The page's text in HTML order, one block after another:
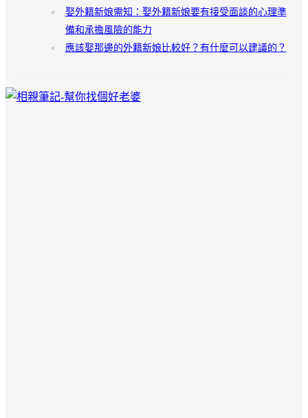
娶外籍新娘需知：娶外籍新娘要有接受面談的心理準
備和承擔風險的能力
應該娶那邊的外籍新娘比較好？有什麼可以建議的？